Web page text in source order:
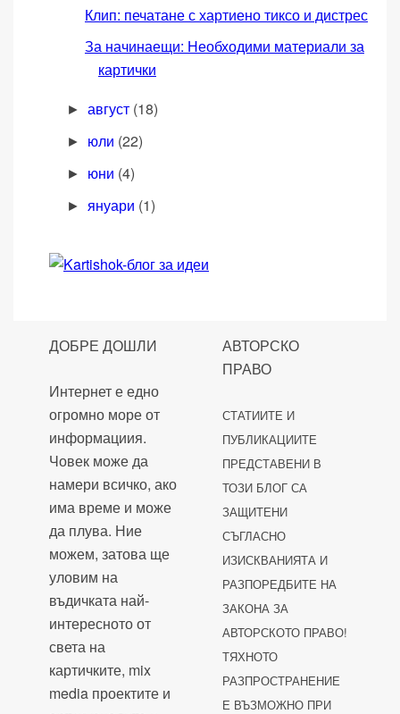
Клип: печатане с хартиено тиксо и дистрес
За начинаещи: Необходими материали за
картички
►август (18)
► юли (22)
► юни (4)
► януари (1)
ДОБРЕ ДОШЛИ
Интернет е едно
огромно море от
информациия.
Човек може да
намери всичко, ако
има време и може
да плува. Ние
можем, затова ще
уловим на
въдичката най-
интересното от
света на
картичките, mix
media проектите и
АВТОРСКО
ПРАВО
СТАТИИТЕ И
ПУБЛИКАЦИИТЕ
ПРЕДСТАВЕНИ В
ТОЗИ БЛОГ СА
ЗАЩИТЕНИ
СЪГЛАСНО
ИЗИСКВАНИЯТА И
РАЗПОРЕДБИТЕ НА
ЗАКОНА ЗА
АВТОРСКОТО ПРАВО!
ТЯХНОТО
РАЗПРОСТРАНЕНИЕ
Е ВЪЗМОЖНО ПРИ